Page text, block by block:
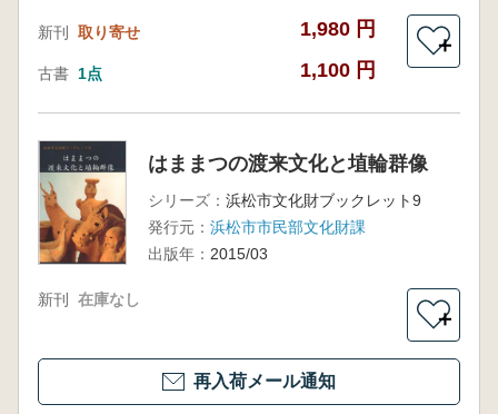
新刊 取り寄せ 1,980 円
古書 1点 1,100 円
＋
はままつの渡来文化と埴輪群像
シリーズ： 浜松市文化財ブックレット9
発行元： 浜松市市民部文化財課
出版年： 2015/03
新刊 在庫なし
＋
再入荷メール通知